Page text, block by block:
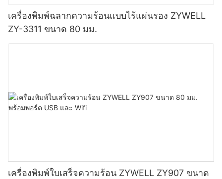
เครื่องพิมพ์ฉลากความร้อนแบบไร้แผ่นรอง ZYWELL
ZY-3311 ขนาด 80 มม.
เครื่องพิมพ์ใบเสร็จความร้อน ZYWELL ZY907 ขนาด